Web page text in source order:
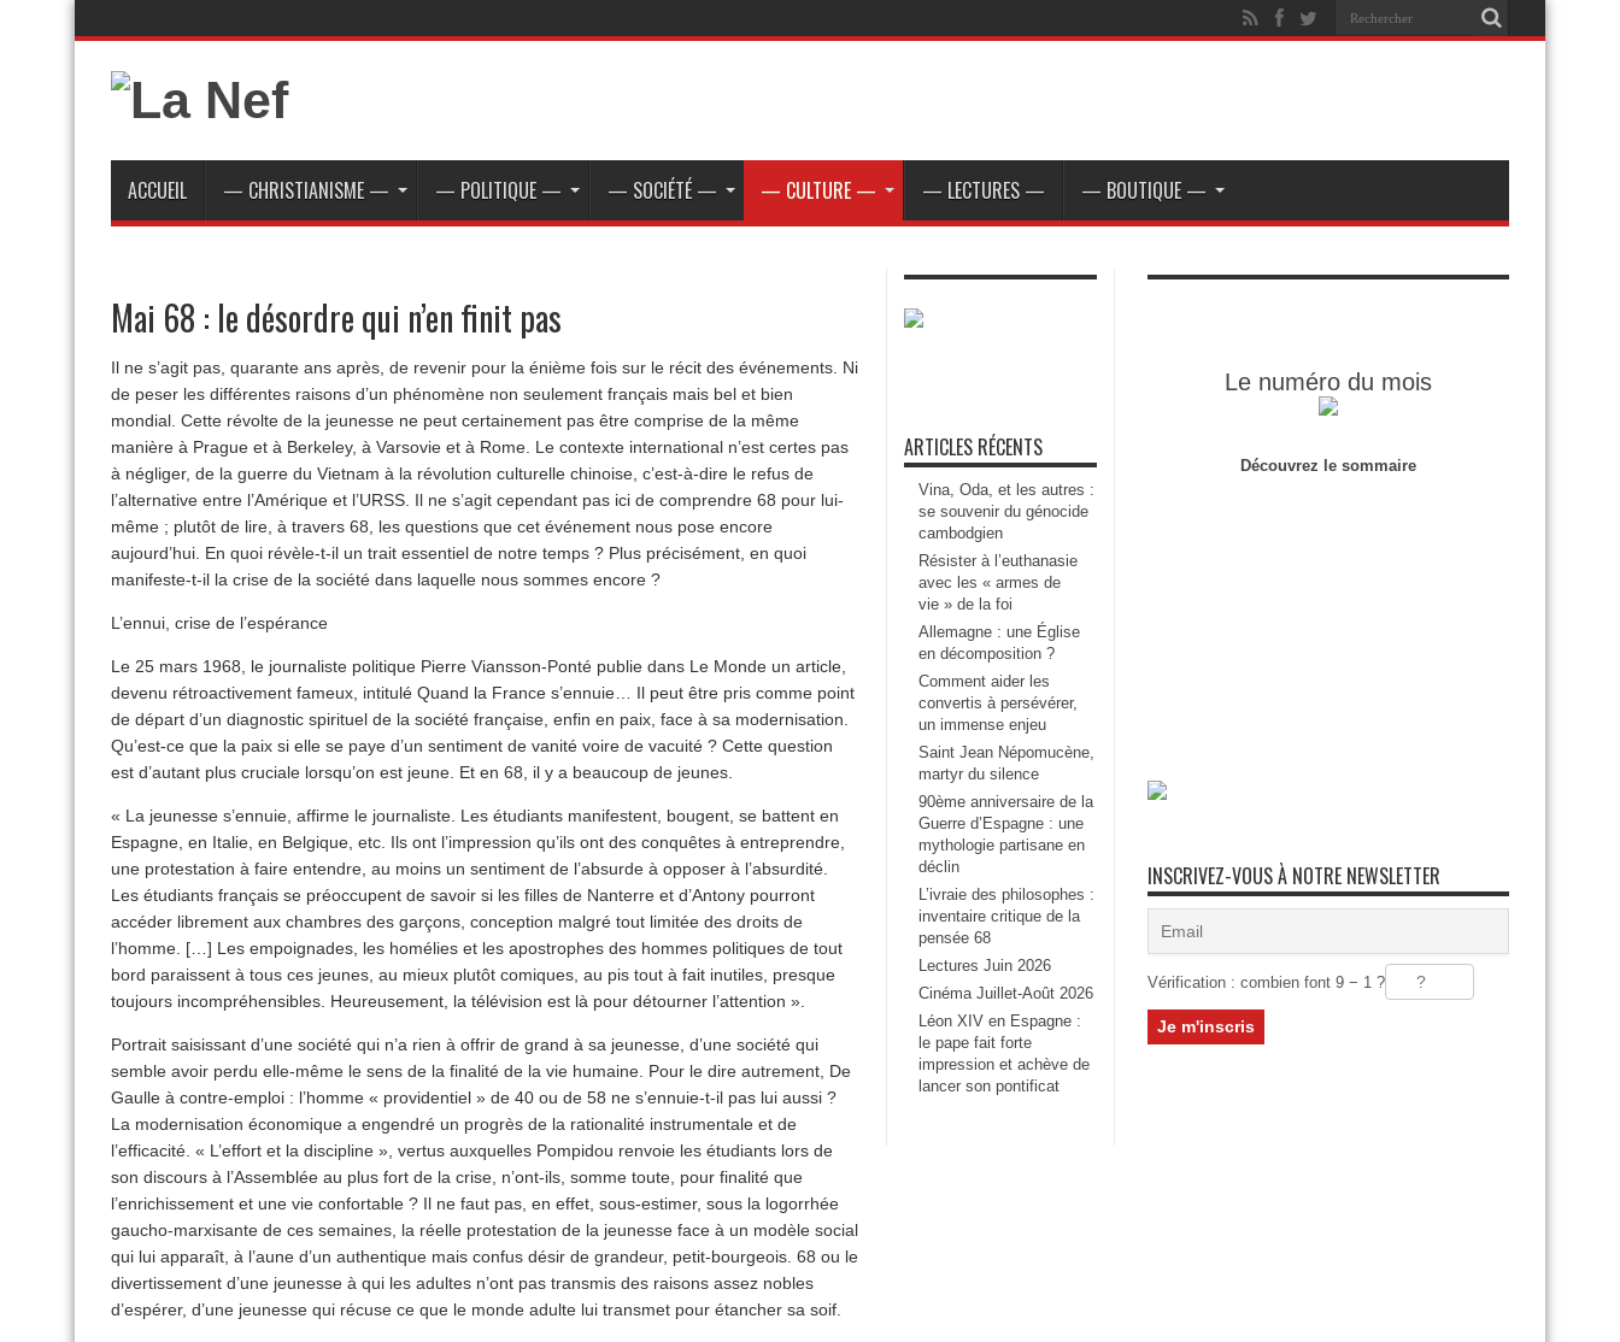
ACCUEIL — CHRISTIANISME — — POLITIQUE — — SOCIÉTÉ — — CULTURE — — LECTURES — — BOUTIQUE —
Mai 68 : le désordre qui n’en finit pas
Il ne s’agit pas, quarante ans après, de revenir pour la énième fois sur le récit des événements. Ni
de peser les différentes raisons d’un phénomène non seulement français mais bel et bien
mondial. Cette révolte de la jeunesse ne peut certainement pas être comprise de la même
manière à Prague et à Berkeley, à Varsovie et à Rome. Le contexte international n’est certes pas
à négliger, de la guerre du Vietnam à la révolution culturelle chinoise, c’est-à-dire le refus de
l’alternative entre l’Amérique et l’URSS. Il ne s’agit cependant pas ici de comprendre 68 pour lui-
même ; plutôt de lire, à travers 68, les questions que cet événement nous pose encore
aujourd’hui. En quoi révèle-t-il un trait essentiel de notre temps ? Plus précisément, en quoi
manifeste-t-il la crise de la société dans laquelle nous sommes encore ?
L’ennui, crise de l’espérance
Le 25 mars 1968, le journaliste politique Pierre Viansson-Ponté publie dans Le Monde un article,
devenu rétroactivement fameux, intitulé Quand la France s’ennuie… Il peut être pris comme point
de départ d’un diagnostic spirituel de la société française, enfin en paix, face à sa modernisation.
Qu’est-ce que la paix si elle se paye d’un sentiment de vanité voire de vacuité ? Cette question
est d’autant plus cruciale lorsqu’on est jeune. Et en 68, il y a beaucoup de jeunes.
« La jeunesse s’ennuie, affirme le journaliste. Les étudiants manifestent, bougent, se battent en
Espagne, en Italie, en Belgique, etc. Ils ont l’impression qu’ils ont des conquêtes à entreprendre,
une protestation à faire entendre, au moins un sentiment de l’absurde à opposer à l’absurdité.
Les étudiants français se préoccupent de savoir si les filles de Nanterre et d’Antony pourront
accéder librement aux chambres des garçons, conception malgré tout limitée des droits de
l’homme. […] Les empoignades, les homélies et les apostrophes des hommes politiques de tout
bord paraissent à tous ces jeunes, au mieux plutôt comiques, au pis tout à fait inutiles, presque
toujours incompréhensibles. Heureusement, la télévision est là pour détourner l’attention ».
Portrait saisissant d’une société qui n’a rien à offrir de grand à sa jeunesse, d’une société qui
semble avoir perdu elle-même le sens de la finalité de la vie humaine. Pour le dire autrement, De
Gaulle à contre-emploi : l’homme « providentiel » de 40 ou de 58 ne s’ennuie-t-il pas lui aussi ?
La modernisation économique a engendré un progrès de la rationalité instrumentale et de
l’efficacité. « L’effort et la discipline », vertus auxquelles Pompidou renvoie les étudiants lors de
son discours à l’Assemblée au plus fort de la crise, n’ont-ils, somme toute, pour finalité que
l’enrichissement et une vie confortable ? Il ne faut pas, en effet, sous-estimer, sous la logorrhée
gaucho-marxisante de ces semaines, la réelle protestation de la jeunesse face à un modèle social
qui lui apparaît, à l’aune d’un authentique mais confus désir de grandeur, petit-bourgeois. 68 ou le
divertissement d’une jeunesse à qui les adultes n’ont pas transmis des raisons assez nobles
d’espérer, d’une jeunesse qui récuse ce que le monde adulte lui transmet pour étancher sa soif.
ARTICLES RÉCENTS
Vina, Oda, et les autres :
se souvenir du génocide
cambodgien
Résister à l’euthanasie
avec les « armes de
vie » de la foi
Allemagne : une Église
en décomposition ?
Comment aider les
convertis à persévérer,
un immense enjeu
Saint Jean Népomucène,
martyr du silence
90ème anniversaire de la
Guerre d’Espagne : une
mythologie partisane en
déclin
L’ivraie des philosophes :
inventaire critique de la
pensée 68
Lectures Juin 2026
Cinéma Juillet-Août 2026
Léon XIV en Espagne :
le pape fait forte
impression et achève de
lancer son pontificat
Le numéro du mois
Découvrez le sommaire
INSCRIVEZ-VOUS À NOTRE NEWSLETTER
Vérification : combien font 9 − 1 ?